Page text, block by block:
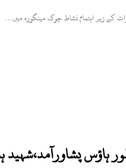
ہاؤس پشاورآمد،شہید